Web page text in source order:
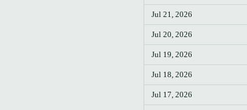
Jul 21, 2026
Jul 20, 2026
Jul 19, 2026
Jul 18, 2026
Jul 17, 2026